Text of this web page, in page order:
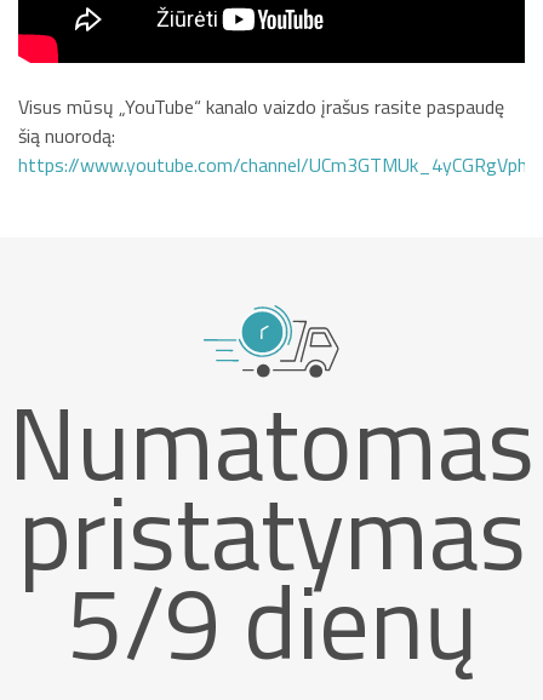
Visus mūsų „YouTube“ kanalo vaizdo įrašus rasite paspaudę
šią nuorodą:
https://www.youtube.com/channel/
Numatomas
pristatymas
5/9 dienų